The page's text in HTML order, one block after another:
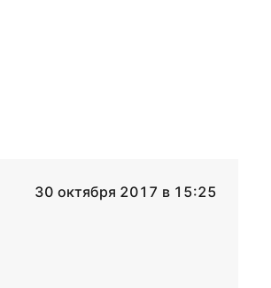
30 октября 2017 в 15:25